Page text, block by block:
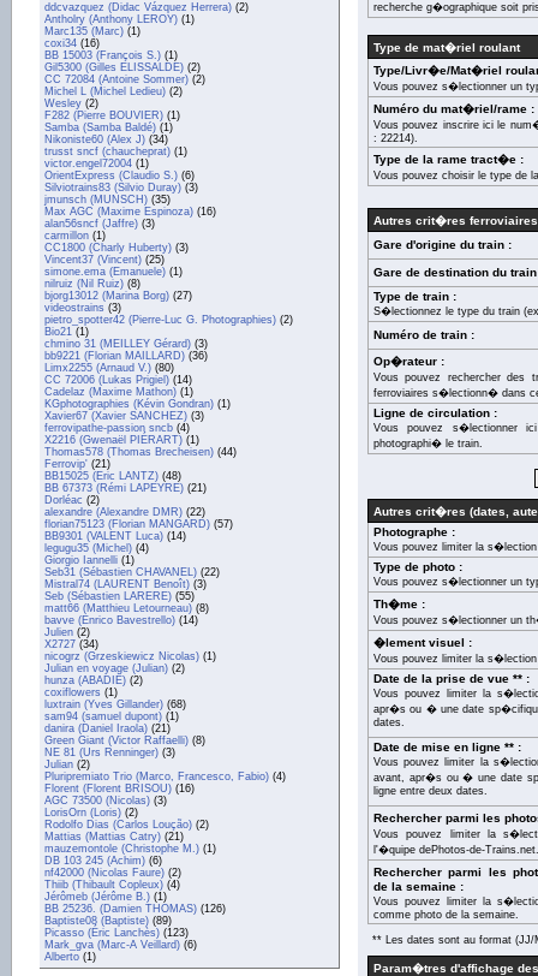
ddcvazquez (Didac Vázquez Herrera) (2)
Antholry (Anthony LEROY) (1)
Marc135 (Marc) (1)
coxi34 (16)
BB 15003 (François S.) (1)
Gil5300 (Gilles ELISSALDE) (2)
CC 72084 (Antoine Sommer) (2)
Michel L (Michel Ledieu) (2)
Wesley (2)
F282 (Pierre BOUVIER) (1)
Samba (Samba Baldé) (1)
Nikoniste60 (Alex J) (34)
trusst sncf (chaucheprat) (1)
victor.engel72004 (1)
OrientExpress (Claudio S.) (6)
Silviotrains83 (Silvio Duray) (3)
jmunsch (MUNSCH) (35)
Max AGC (Maxime Espinoza) (16)
alan56sncf (Jaffre) (3)
carmillon (1)
CC1800 (Charly Huberty) (3)
Vincent37 (Vincent) (25)
simone.ema (Emanuele) (1)
nilruiz (Nil Ruiz) (8)
bjorg13012 (Marina Borg) (27)
videostrains (3)
pietro_spotter42 (Pierre-Luc G. Photographies) (2)
Bio21 (1)
chmino 31 (MEILLEY Gérard) (3)
bb9221 (Florian MAILLARD) (36)
Limx2255 (Arnaud V.) (80)
CC 72006 (Lukas Prigiel) (14)
Cadelaz (Maxime Mathon) (1)
KGphotographies (Kévin Gondran) (1)
Xavier67 (Xavier SANCHEZ) (3)
ferrovipathe-passion sncb (4)
X2216 (Gwenaël PIÉRART) (1)
Thomas578 (Thomas Brecheisen) (44)
Ferrovip' (21)
BB15025 (Eric LANTZ) (48)
BB 67373 (Rémi LAPEYRE) (21)
Dorléac (2)
alexandre (Alexandre DMR) (22)
florian75123 (Florian MANGARD) (57)
BB9301 (VALENT Luca) (14)
legugu35 (Michel) (4)
Giorgio Iannelli (1)
Seb31 (Sébastien CHAVANEL) (22)
Mistral74 (LAURENT Benoît) (3)
Seb (Sébastien LARERE) (55)
matt66 (Matthieu Letourneau) (8)
bavve (Enrico Bavestrello) (14)
Julien (2)
X2727 (34)
nicogrz (Grzeskiewicz Nicolas) (1)
Julian en voyage (Julian) (2)
hunza (ABADIE) (2)
coxiflowers (1)
luxtrain (Yves Gillander) (68)
sam94 (samuel dupont) (1)
danira (Daniel Iraola) (21)
Green Giant (Victor Raffaelli) (8)
NE 81 (Urs Renninger) (3)
Julian (2)
Pluripremiato Trio (Marco, Francesco, Fabio) (4)
Florent (Florent BRISOU) (16)
AGC 73500 (Nicolas) (3)
LorisOrn (Loris) (2)
Rodolfo Dias (Carlos Loução) (2)
Mattias (Mattias Catry) (21)
mauzemontole (Christophe M.) (1)
DB 103 245 (Achim) (6)
nf42000 (Nicolas Faure) (2)
Thiib (Thibault Copleux) (4)
Jérômeb (Jérôme B.) (1)
BB 25236. (Damien THOMAS) (126)
Baptiste08 (Baptiste) (89)
Picasso (Éric Lanchès) (123)
Mark_gva (Marc-A Veillard) (6)
Alberto (1)
recherche g�ographique soit
Type de mat�riel roulant
Type/Livr�e/Mat�riel
Vous pouvez s�lectionner un
Numéro du mat�riel/rame :
Vous pouvez inscrire ici le
: 22214).
Type de la rame tract�e :
Vous pouvez choisir le type de
Autres crit�res ferroviaires
Gare d'origine du train :
Gare de destination du
Type de train :
S�lectionnez le type du train
Numéro de train :
Op�rateur :
Vous pouvez rechercher des
ferroviaires s�lectionn� dans
Ligne de circulation :
Vous pouvez
photographi� le train.
Autres crit�res (dates,
Photographe :
Vous pouvez limiter la
Type de photo :
Vous pouvez s�lectionner un
Th�me :
Vous pouvez s�lectionner un
�lement visuel :
Vous pouvez limiter la
Date de la prise de vue ** :
Vous pouvez limiter la
apr�s ou � une date
dates.
Date de mise en ligne ** :
Vous pouvez limiter la
avant, apr�s ou � une date
ligne entre deux dates.
Rechercher parmi les
Vous pouvez limiter la
l'�quipe dePhotos-de-Trains.net.
Rechercher parmi les
de la semaine :
Vous pouvez limiter la
comme photo de la semaine.
** Les dates sont au format (JJ/
Param�tres d'affichage